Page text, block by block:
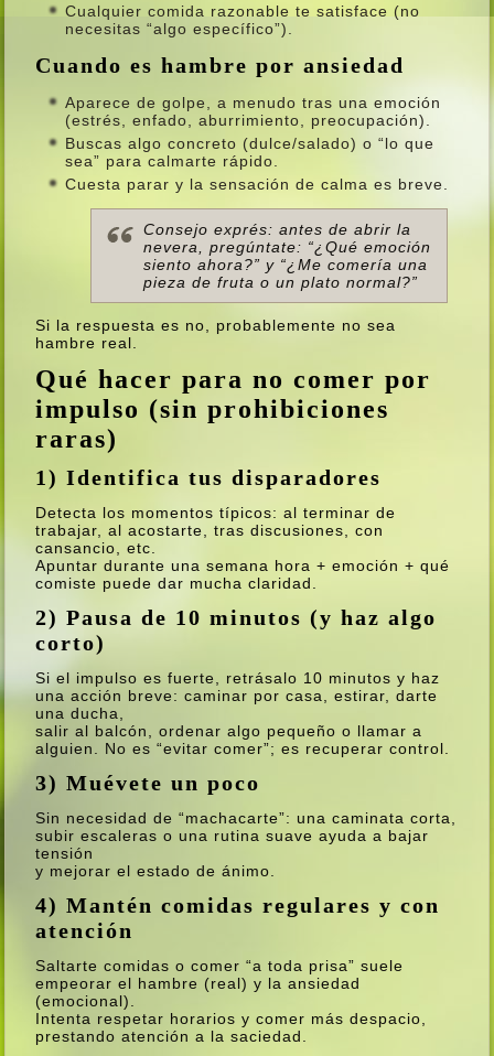
Cualquier comida razonable te satisface (no
necesitas “algo específico”).
Cuando es hambre por ansiedad
Aparece de golpe, a menudo tras una emoción
(estrés, enfado, aburrimiento, preocupación).
Buscas algo concreto (dulce/salado) o “lo que
sea” para calmarte rápido.
Cuesta parar y la sensación de calma es breve.
Consejo exprés: antes de abrir la
nevera, pregúntate: “¿Qué emoción
siento ahora?” y “¿Me comería una
pieza de fruta o un plato normal?”
Si la respuesta es no, probablemente no sea
hambre real.
Qué hacer para no comer por
impulso (sin prohibiciones
raras)
1) Identifica tus disparadores
Detecta los momentos típicos: al terminar de
trabajar, al acostarte, tras discusiones, con
cansancio, etc.
Apuntar durante una semana hora + emoción + qué
comiste puede dar mucha claridad.
2) Pausa de 10 minutos (y haz algo
corto)
Si el impulso es fuerte, retrásalo 10 minutos y haz
una acción breve: caminar por casa, estirar, darte
una ducha,
salir al balcón, ordenar algo pequeño o llamar a
alguien. No es “evitar comer”; es recuperar control.
3) Muévete un poco
Sin necesidad de “machacarte”: una caminata corta,
subir escaleras o una rutina suave ayuda a bajar
tensión
y mejorar el estado de ánimo.
4) Mantén comidas regulares y con
atención
Saltarte comidas o comer “a toda prisa” suele
empeorar el hambre (real) y la ansiedad
(emocional).
Intenta respetar horarios y comer más despacio,
prestando atención a la saciedad.